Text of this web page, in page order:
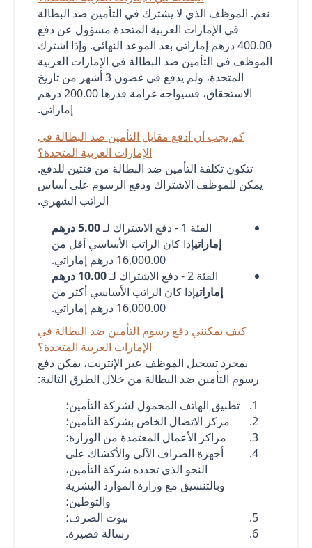
نعم. الموظف الذي لا يشترك في التأمين ضد البطالة
في الإمارات العربية المتحدة مسؤول عن دفع
400.00 درهم إماراتي بعد الموعد النهائي. وإذا اشترك
الموظف في التأمين ضد البطالة في الإمارات العربية
المتحدة، ولم يدفع في غضون 3 أشهر من تاريخ
الاستحقاق، فسيواجه غرامة قدرها 200.00 درهم
إماراتي.
كم يجب أن أدفع مقابل التأمين ضد البطالة في
الإمارات العربية المتحدة؟
تتكون تكلفة التأمين ضد البطالة من فئتين للدفع.
يمكن للموظف الاشتراك ودفع الرسوم على أساس
الراتب الشهري.
الفئة 1 - دفع الاشتراك لـ
5.00 درهم
إماراتيإذا كان الراتب الأساسي أقل من
16,000.00 درهم إماراتي.
الفئة 2 - دفع الاشتراك لـ
10.00 درهم
إماراتيإذا كان الراتب الأساسي أكثر من
16,000.00 درهم إماراتي.
كيف يمكنني دفع رسوم التأمين ضد البطالة في
الإمارات العربية المتحدة؟
بمجرد تسجيل الموظف عبر الإنترنت، يمكن دفع
رسوم التأمين ضد البطالة من خلال الطرق التالية:
تطبيق الهاتف المحمول لشركة التأمين؛
مركز الاتصال الخاص بشركة التأمين؛
مراكز الأعمال المعتمدة من الوزارة؛
أجهزة الصراف الآلي والأكشاك على
النحو الذي تحدده شركة التأمين،
وبالتنسيق مع وزارة الموارد البشرية
والتوطين؛
بيوت الصرف؛
رسالة قصيرة.